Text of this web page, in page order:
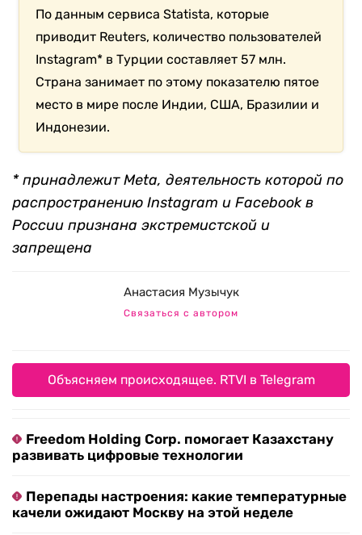
По данным сервиса Statista, которые
приводит Reuters, количество пользователей
Instagram* в Турции составляет 57 млн.
Страна занимает по этому показателю пятое
место в мире после Индии, США, Бразилии и
Индонезии.
* принадлежит Meta, деятельность которой по
распространению Instagram и Facebook в
России признана экстремистской и
запрещена
Анастасия Музычук
Связаться с автором
Объясняем происходящее. RTVI в Telegram
Freedom Holding Corp. помогает Казахстану
развивать цифровые технологии
Перепады настроения: какие температурные
качели ожидают Москву на этой неделе